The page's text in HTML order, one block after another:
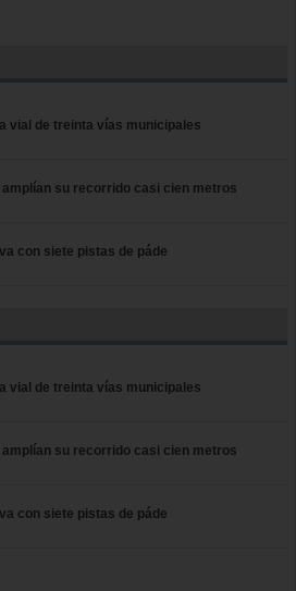
vial de treinta vías municipales
su recorrido casi cien metros
con siete pistas de páde
vial de treinta vías municipales
su recorrido casi cien metros
con siete pistas de páde